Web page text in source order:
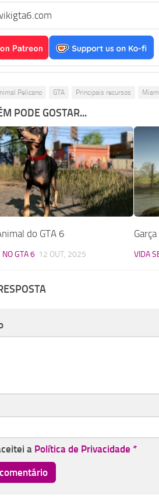
Pelicano GTA Principais recursos
PODE GOSTAR...
do GTA 6
GTA 6 12 OUT, 2025 VIDA
a Política de Privacidade *